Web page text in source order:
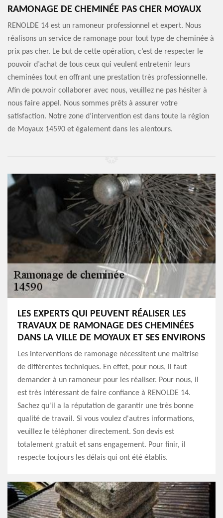
RAMONAGE DE CHEMINÉE PAS CHER MOYAUX
RENOLDE 14 est un ramoneur professionnel et expert. Nous
réalisons un service de ramonage pour tout type de cheminée à
prix pas cher. Le but de cette opération, c’est de respecter le
pouvoir d’achat de tous ceux qui veulent entretenir leurs
cheminées tout en offrant une prestation très professionnelle.
Afin de pouvoir collaborer avec nous, veuillez ne pas hésiter à
nous faire appel. Nous sommes prêts à assurer votre
satisfaction. Notre zone d’intervention est dans toute la région
de Moyaux 14590 et également dans les alentours.
LES EXPERTS QUI PEUVENT RÉALISER LES
TRAVAUX DE RAMONAGE DES CHEMINÉES
DANS LA VILLE DE MOYAUX ET SES ENVIRONS
Les interventions de ramonage nécessitent une maîtrise
de différentes techniques. En effet, pour nous, il faut
demander à un ramoneur pour les réaliser. Pour nous, il
est très intéressant de faire confiance à RENOLDE 14.
Sachez qu'il a la réputation de garantir une très bonne
qualité de travail. Si vous voulez d'autres informations,
veuillez le téléphoner directement. Son devis est
totalement gratuit et sans engagement. Pour finir, il
respecte toujours les délais qui ont été établis.